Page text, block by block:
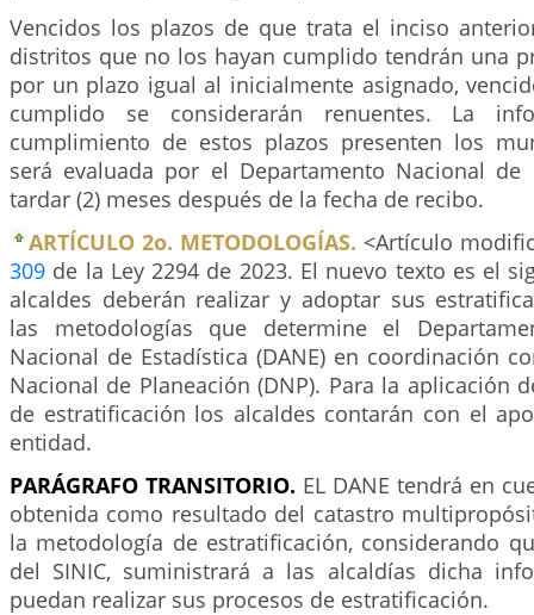
Vencidos los plazos de que trata el inciso
distritos que no los hayan cumplido tendrán una
por un plazo igual al inicialmente asignado,
cumplido se considerarán renuentes. La
cumplimiento de estos plazos presenten los
será evaluada por el Departamento Nacional de
tardar (2) meses después de la fecha de recibo.
ARTÍCULO 2o. METODOLOGÍAS. <Artículo
309 de la Ley 2294 de 2023. El nuevo texto es el
alcaldes deberán realizar y adoptar sus
las metodologías que determine el
Nacional de Estadística (DANE) en coordinación
Nacional de Planeación (DNP). Para la aplicación
de estratificación los alcaldes contarán con el
entidad.
PARÁGRAFO TRANSITORIO. EL DANE tendrá en
obtenida como resultado del catastro
la metodología de estratificación, considerando
del SINIC, suministrará a las alcaldías dicha
puedan realizar sus procesos de estratificación.